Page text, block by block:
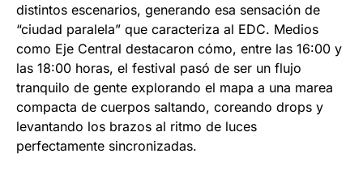
distintos escenarios, generando esa sensación de
“ciudad paralela” que caracteriza al EDC. Medios
como Eje Central destacaron cómo, entre las 16:00 y
las 18:00 horas, el festival pasó de ser un flujo
tranquilo de gente explorando el mapa a una marea
compacta de cuerpos saltando, coreando drops y
levantando los brazos al ritmo de luces
perfectamente sincronizadas.